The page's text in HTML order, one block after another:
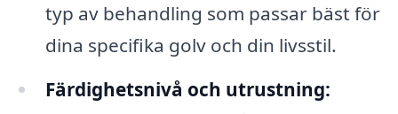
typ av behandling som passar bäst för
dina specifika golv och din livsstil.
Färdighetsnivå och utrustning: